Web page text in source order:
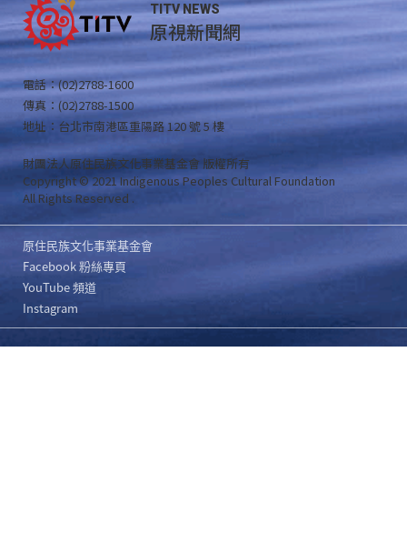
TITV NEWS
原視新聞網
電話：(02)2788-1600
傳真：(02)2788-1500
地址：台北市南港區重陽路 120 號 5 樓
財團法人原住民族文化事業基金會 版權所有
Copyright © 2021 Indigenous Peoples Cultural Foundation
All Rights Reserved .
原住民族文化事業基金會
Facebook 粉絲專頁
YouTube 頻道
Instagram